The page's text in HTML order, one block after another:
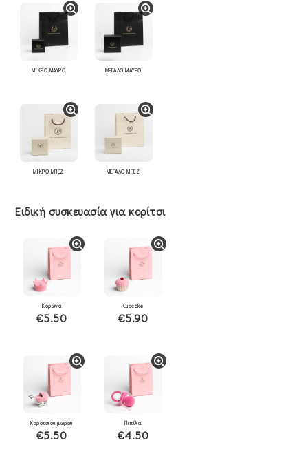
ΜΙΚΡΟ ΜΑΥΡΟ ΜΕΓΑΛΟ ΜΑΥΡΟ
ΜΙΚΡΟ ΜΠΕΖ ΜΕΓΑΛΟ ΜΠΕΖ
Ειδική συσκευασία για κορίτσι
Κορώνα
€5.50
Cupcake
€5.90
Καροτσιού μωρού
€5.50
Πιπίλα
€4.50